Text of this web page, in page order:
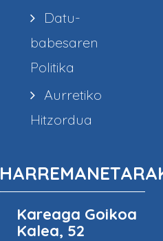
Datu-
babesaren
Politika
Aurretiko
Hitzordua
Kareaga Goikoa
Kalea, 52